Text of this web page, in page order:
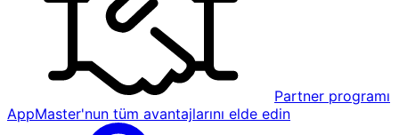
Partner programı
AppMaster'nun tüm avantajlarını elde edin